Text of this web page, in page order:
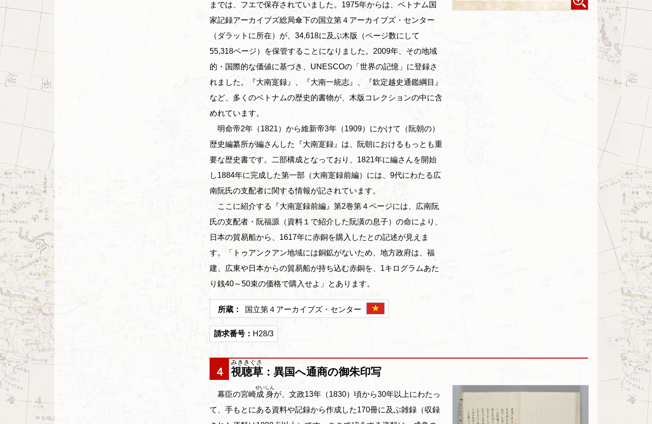
までは、フエで保存されていました。1975年からは、ベトナム国
家記録アーカイブズ総局傘下の国立第４アーカイブズ・センター
（ダラットに所在）が、34,618に及ぶ木版（ページ数にして
55,318ページ）を保管することになりました。2009年、その地域
的・国際的な価値に基づき、UNESCOの「世界の記憶」に登録さ
れました。『大南寔録』、『大南一統志』、『欽定越史通鑑綱目』
など、多くのベトナムの歴史的書物が、木版コレクションの中に含
めれています。
明命帝2年（1821）から維新帝3年（1909）にかけて（阮朝の）
歴史編纂所が編さんした『大南寔録』は、阮朝におけるもっとも重
要な歴史書です。二部構成となっており、1821年に編さんを開始
し1884年に完成した第一部（大南寔録前編）には、9代にわたる広
南阮氏の支配者に関する情報が記されています。
ここに紹介する『大南寔録前編』第2巻第４ページには、広南阮
氏の支配者・阮福源（資料１で紹介した阮潢の息子）の命により、
日本の貿易船から、1617年に赤銅を購入したとの記述が見えま
す。「トゥアンクアン地域には銅鉱がないため、地方政府は、福
建、広東や日本からの貿易船が持ち込む赤銅を、1キログラムあた
り銭40～50束の価格で購入せよ」とあります。
国立第４アーカイブズ・センター
H28/3
視聴草
みききぐさ
：異国へ通商の御朱印写
幕臣の宮崎成身
せいしん
が、文政13年（1830）頃から30年以上にわたっ
て、手もとにある資料や記録から作成した170冊に及ぶ雑録（収録